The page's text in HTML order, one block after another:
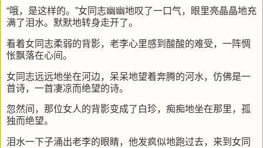
“哦，是这样的。”女同志幽幽地叹了一口气，眼里亮晶晶地充
满了泪水。默默地转身走开了。
看着女同志柔弱的背影，老李心里感到酸酸的难受，一阵惆
怅飘落在心间。
女同志远远地坐在河边，呆呆地望着奔腾的河水，仿佛是一
首诗，一首凄凉而绝望的诗。
忽然间，那位女人的背影变成了白珍，痴痴地坐在那里，孤
独而绝望。
泪水一下子涌出老李的眼睛，他发疯似地跑过去，来到女同